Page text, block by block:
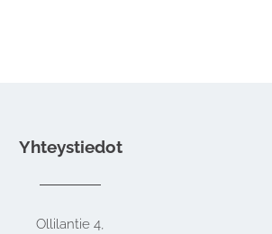
Yhteystiedot
Ollilantie 4,